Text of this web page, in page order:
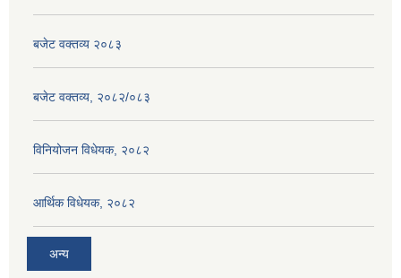
बजेट वक्तव्य २०८३
बजेट वक्तव्य, २०८२/०८३
विनियोजन विधेयक, २०८२
आर्थिक विधेयक, २०८२
अन्य